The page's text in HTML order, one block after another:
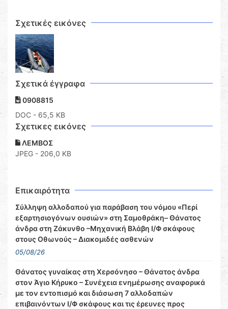
Σχετικές εικόνες
Σχετικά έγγραφα
0908815
DOC - 65,5 KB
Σχετικες εικόνες
ΛΕΜΒΟΣ
JPEG - 206,0 KB
Επικαιρότητα
Σύλληψη αλλοδαπού για παράβαση του νόμου «Περί
εξαρτησιογόνων ουσιών» στη Σαμοθράκη– Θάνατος
άνδρα στη Ζάκυνθο –Μηχανική Βλάβη Ι/Φ σκάφους
στους Οθωνούς – Διακομιδές ασθενών
05/08/26
Θάνατος γυναίκας στη Χερσόνησο – Θάνατος άνδρα
στον Άγιο Κήρυκο – Συνέχεια ενημέρωσης αναφορικά
με τον εντοπισμό και διάσωση 7 αλλοδαπών
επιβαινόντων Ι/Φ σκάφους και τις έρευνες προς